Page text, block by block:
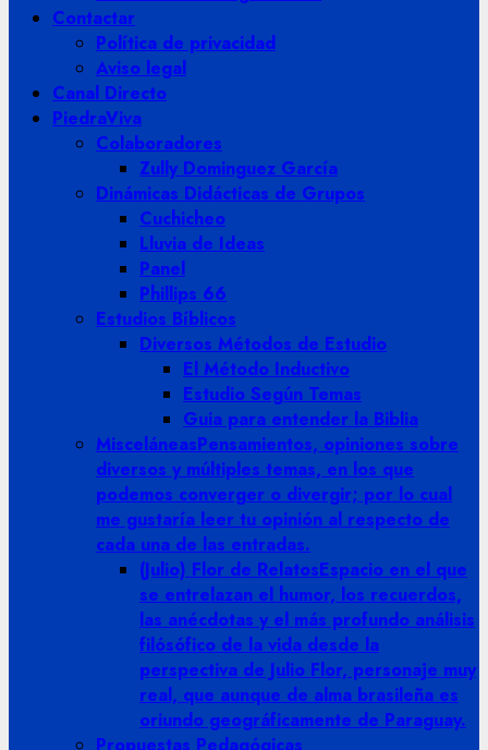
Contactar
Política de privacidad
Aviso legal
Canal Directo
PiedraViva
Colaboradores
Zully Dominguez García
Dinámicas Didácticas de Grupos
Cuchicheo
Lluvia de Ideas
Panel
Phillips 66
Estudios Bíblicos
Diversos Métodos de Estudio
El Método Inductivo
Estudio Según Temas
Guia para entender la Biblia
MisceláneasPensamientos, opiniones sobre
diversos y múltiples temas, en los que
podemos converger o divergir; por lo cual
me gustaría leer tu opinión al respecto de
cada una de las entradas.
(Julio) Flor de RelatosEspacio en el que
se entrelazan el humor, los recuerdos,
las anécdotas y el más profundo análisis
filósófico de la vida desde la
perspectiva de Julio Flor, personaje muy
real, que aunque de alma brasileña es
oriundo geográficamente de Paraguay.